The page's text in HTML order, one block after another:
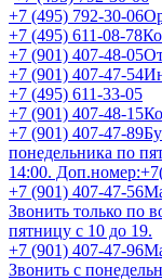
+7 (495) 792-30-06
+7 (495) 611-08-78
+7 (901) 407-48-05
+7 (901) 407-47-54
+7 (495) 611-33-05
+7 (901) 407-48-15
+7 (901) 407-47-89
понедельника по
14:00.
+7 (901) 407-47-56
Звонить только по
пятницу с 10 до 19.
+7 (901) 407-47-96
Звонить с